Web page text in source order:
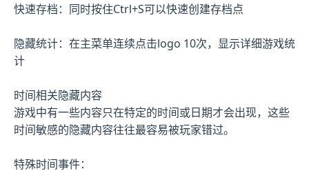
快速存档：同时按住Ctrl+S可以快速创建存档点
隐藏统计：在主菜单连续点击logo 10次，显示详细游戏统
计
时间相关隐藏内容
游戏中有一些内容只在特定的时间或日期才会出现，这些
时间敏感的隐藏内容往往最容易被玩家错过。
特殊时间事件：